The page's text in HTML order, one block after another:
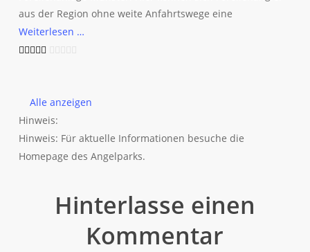
aus der Region ohne weite Anfahrtswege eine
Weiterlesen …
Alle anzeigen
Hinweis:
Hinweis: Für aktuelle Informationen besuche die
Homepage des Angelparks.
Hinterlasse einen
Kommentar